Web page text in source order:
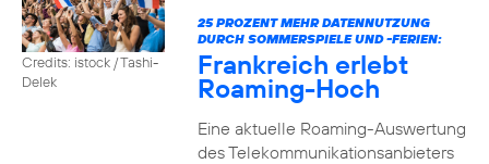
Credits: istock / Tashi-
Delek
25 PROZENT MEHR DATENNUTZUNG
DURCH SOMMERSPIELE UND -FERIEN:
Frankreich erlebt
Roaming-Hoch
Eine aktuelle Roaming-Auswertung
des Telekommunikationsanbieters